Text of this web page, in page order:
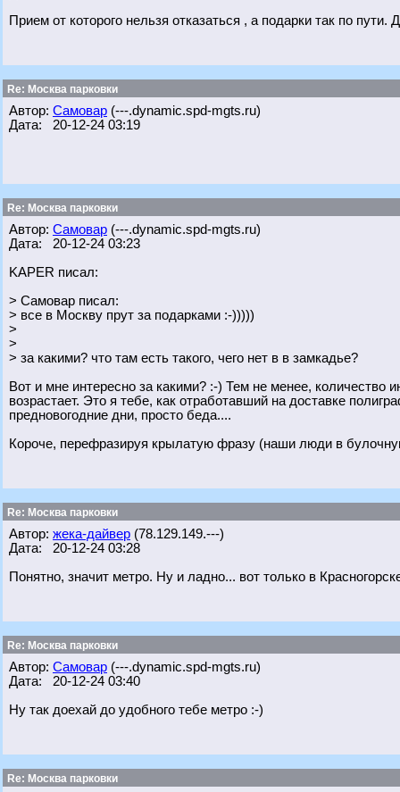
Прием от которого нельзя отказаться , а подарки так по
Re: Москва парковки
Автор: Самовар (---.dynamic.spd-mgts.ru)
Дата: 20-12-24 03:19
Re: Москва парковки
Автор: Самовар (---.dynamic.spd-mgts.ru)
Дата: 20-12-24 03:23
KAPER писал:
> Самовар писал:
> все в Москву прут за подарками :-)))))
>
>
> за какими? что там есть такого, чего нет в в замкадье?
Вот и мне интересно за какими? :-) Тем не менее, количество
возрастает. Это я тебе, как отработавший на доставке
предновогодние дни, просто беда....
Короче, перефразируя крылатую фразу (наши люди в
Re: Москва парковки
Автор: жека-дайвер (78.129.149.---)
Дата: 20-12-24 03:28
Понятно, значит метро. Ну и ладно... вот только в
Re: Москва парковки
Автор: Самовар (---.dynamic.spd-mgts.ru)
Дата: 20-12-24 03:40
Ну так доехай до удобного тебе метро :-)
Re: Москва парковки